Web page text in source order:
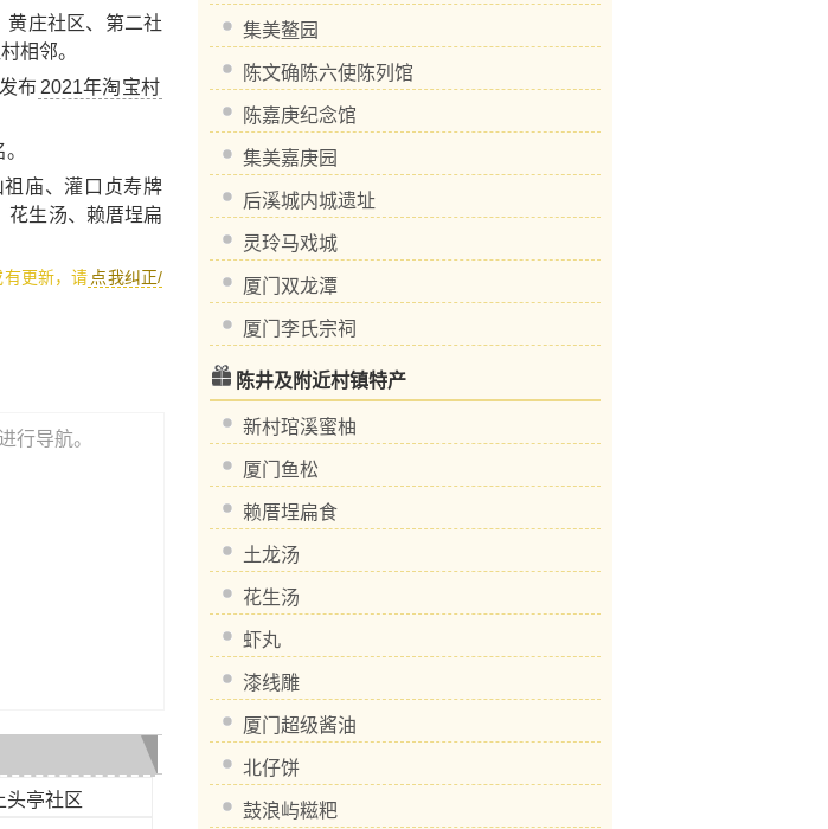
庄社区、第二社
相邻。
布 2021年淘宝村
祖庙、灌口贞寿牌
花生汤、 赖厝埕扁
更新，请 点我纠正/
行导航。
头亭社区
集美鳌园
陈文确陈六使陈列馆
陈嘉庚纪念馆
集美嘉庚园
后溪城内城遗址
灵玲马戏城
厦门双龙潭
厦门李氏宗祠
陈井及附近村镇特产
新村琯溪蜜柚
厦门鱼松
赖厝埕扁食
土龙汤
花生汤
虾丸
漆线雕
厦门超级酱油
北仔饼
鼓浪屿糍粑